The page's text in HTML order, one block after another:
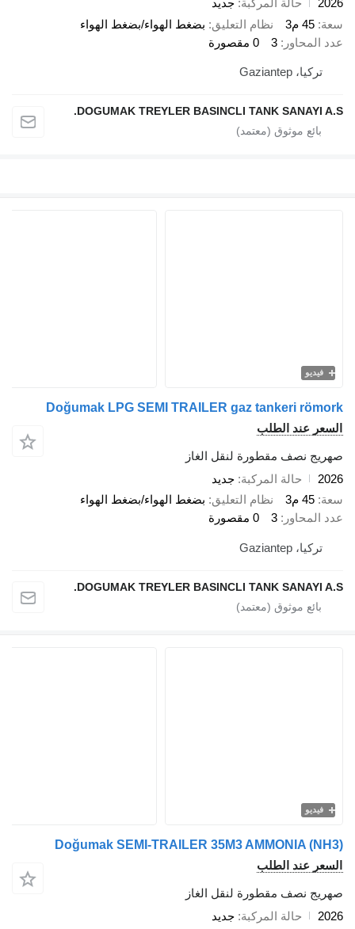
2026 حالة المركبة جديد
سعة 45 م3 نظام التعليق بضغط الهواء/بضغط الهواء
عدد المحاور
3 0 مقصورة
تركيا، Gaziantep
DOGUMAK TREYLER BASINCLI TANK SANAYI A.S.
فيديو
Doğumak LPG SEMI TRAILER gaz tankeri römork
السعر عند الطلب
صهريج نصف مقطورة لنقل الغاز
2026
حالة المركبة جديد
سعة 45 م3 نظام التعليق بضغط الهواء/بضغط الهواء
عدد المحاور
3 0 مقصورة
تركيا، Gaziantep
DOGUMAK TREYLER BASINCLI TANK SANAYI A.S.
فيديو
Doğumak SEMI-TRAILER 35M3 AMMONIA (NH3)
السعر عند الطلب
صهريج نصف مقطورة لنقل الغاز
2026
حالة المركبة جديد